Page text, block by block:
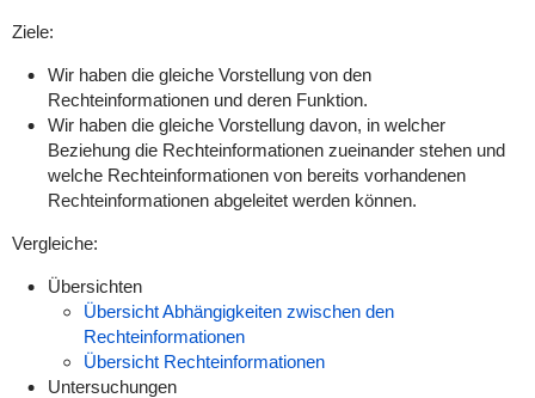
Ziele:
Wir haben die gleiche Vorstellung von den
Rechteinformationen und deren Funktion.
Wir haben die gleiche Vorstellung davon, in welcher
Beziehung die Rechteinformationen zueinander stehen und
welche Rechteinformationen von bereits vorhandenen
Rechteinformationen abgeleitet werden können.
Vergleiche:
Übersichten
Übersicht Abhängigkeiten zwischen den
Rechteinformationen
Übersicht Rechteinformationen
Untersuchungen